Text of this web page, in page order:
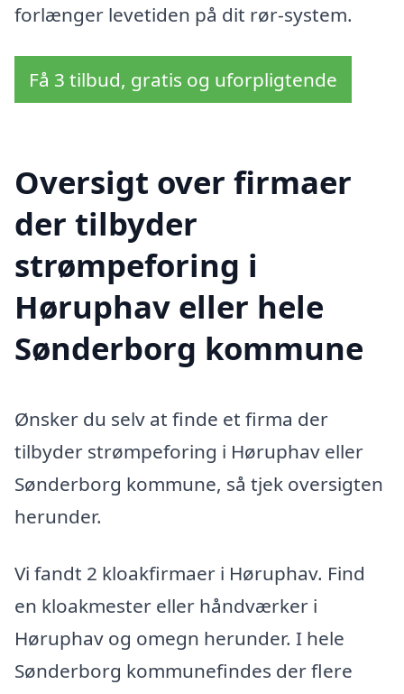
forlænger levetiden på dit rør­-system.
Få 3 tilbud, gratis og uforpligtende
Oversigt over firmaer
der tilbyder
strømpeforing i
Høruphav eller hele
Sønderborg kommune
Ønsker du selv at finde et firma der
tilbyder strømpeforing i Høruphav eller
Sønderborg kommune, så tjek oversigten
herunder.
Vi fandt 2 kloakfirmaer i Høruphav. Find
en kloakmester eller håndværker i
Høruphav og omegn herunder. I hele
Sønderborg kommunefindes der flere